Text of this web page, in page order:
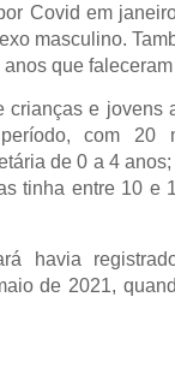
Covid em
masculino.
que
crianças e jovens
com 20
de 0 a 4
tinha entre 10 e
havia
de 2021,